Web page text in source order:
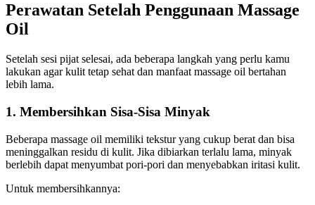
Perawatan Setelah Penggunaan Massage
Oil
Setelah sesi pijat selesai, ada beberapa langkah yang perlu kamu
lakukan agar kulit tetap sehat dan manfaat massage oil bertahan
lebih lama.
1. Membersihkan Sisa-Sisa Minyak
Beberapa massage oil memiliki tekstur yang cukup berat dan bisa
meninggalkan residu di kulit. Jika dibiarkan terlalu lama, minyak
berlebih dapat menyumbat pori-pori dan menyebabkan iritasi kulit.
Untuk membersihkannya: